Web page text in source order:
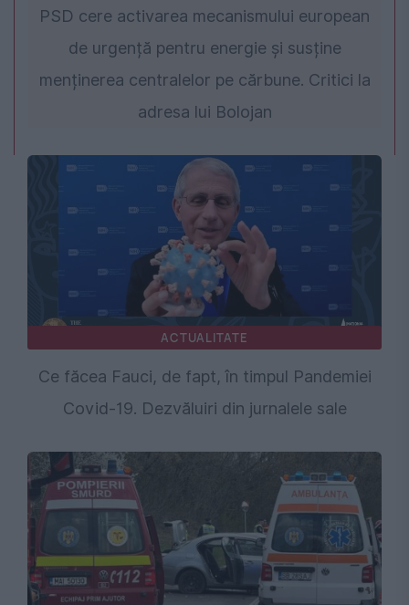
PSD cere activarea mecanismului european
de urgență pentru energie și susține
menținerea centralelor pe cărbune. Critici la
adresa lui Bolojan
ACTUALITATE
Ce făcea Fauci, de fapt, în timpul Pandemiei
Covid-19. Dezvăluiri din jurnalele sale